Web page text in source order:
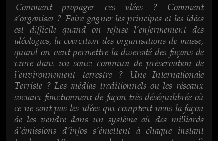
-
Comment propager ces idées ? Comment
s’organiser ? Faire gagner les principes et les idées
est difficile quand on refuse l’enfermement des
idéologies, la coercition des organisations de masse,
quand on veut permettre la diversité des façons de
vivre dans un souci commun de préservation de
l’environnement terrestre ? Une Internationale
Terriste ? Les médias traditionnels ou les réseaux
sociaux fonctionnent de façon très déséquilibrée où
ce ne sont pas les idées qui comptent mais la façon
de les vendre dans un système où des milliards
d’émissions d’infos s’émettent à chaque instant